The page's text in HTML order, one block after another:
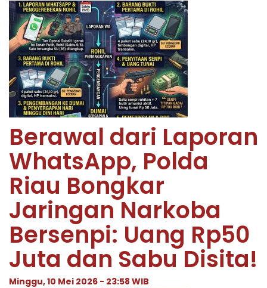
Berawal dari Laporan
WhatsApp, Polda
Riau Bongkar
Jaringan Narkoba
Bersenpi: Uang Rp50
Juta dan Sabu Disita!
Minggu, 10 Mei 2026 - 23:58 WIB